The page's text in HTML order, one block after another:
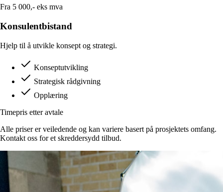
Fra 5 000,- eks mva
Konsulentbistand
Hjelp til å utvikle konsept og strategi.
Konseptutvikling
Strategisk rådgivning
Opplæring
Timepris etter avtale
Alle priser er veiledende og kan variere basert på prosjektets omfang.
Kontakt oss for et skreddersydd tilbud.